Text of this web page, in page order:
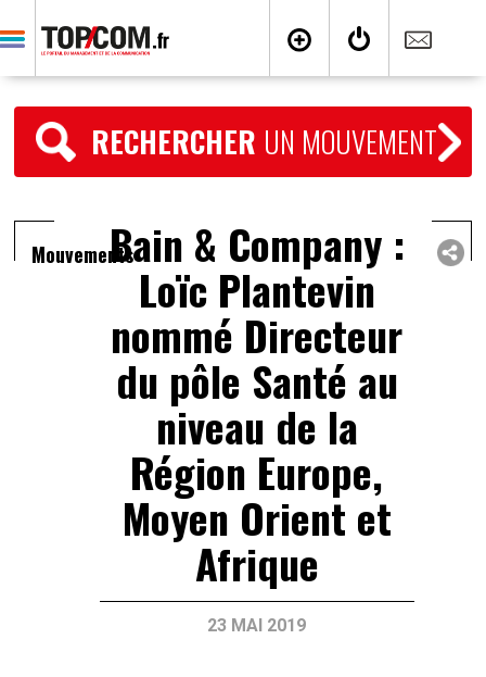
RECHERCHER UN MOUVEMENT
MouvementsBain & Company :
Loïc Plantevin
nommé Directeur
du pôle Santé au
niveau de la
Région Europe,
Moyen Orient et
Afrique
23 MAI 2019